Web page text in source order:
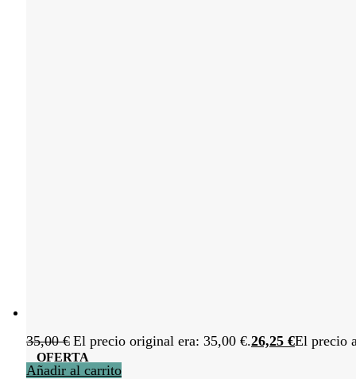
OFERTA
35,00€ El precio original era: 35,00 €.26,25 €El precio
Añadir al carrito